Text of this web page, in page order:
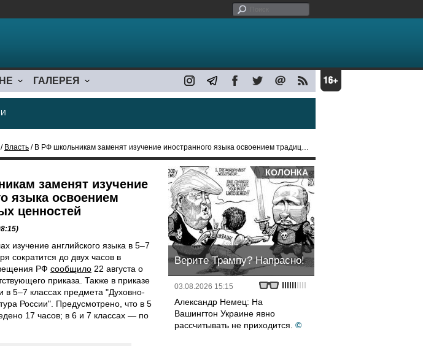
ГАЛЕРЕЯ
Власть / В РФ школьникам заменят изучение иностранного языка освоением традиционных ценностей
заменят изучение
языка освоением
ценностей
изучение английского языка в 5–7
сократится до двух часов в
РФ сообщило 22 августа о
приказа. Также в приказе
в 5–7 классах предмета "Духовно-
России". Предусмотрено, что в 5
17 часов; в 6 и 7 классах — по
КОЛОНКА
Верите Трампу? Напрасно!
03.08.2026 15:15
Александр Немец: На
Вашингтон Украине явно
рассчитывать не приходится. ©